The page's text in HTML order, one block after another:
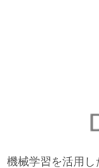
機械学習を活用し